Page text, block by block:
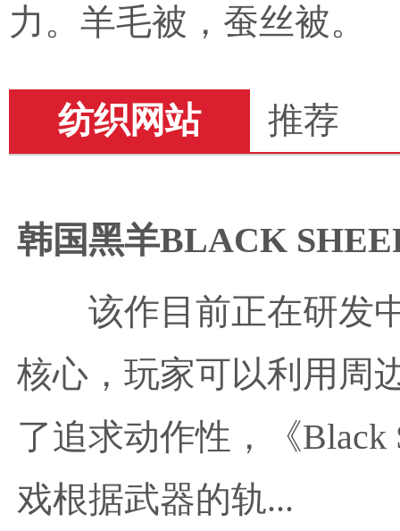
力。羊毛被，蚕丝被。
纺织网站 推荐
韩国黑羊BLACK
该作目前正在研发
核心，玩家可以利用周
了追求动作性，《Black
戏根据武器的轨...